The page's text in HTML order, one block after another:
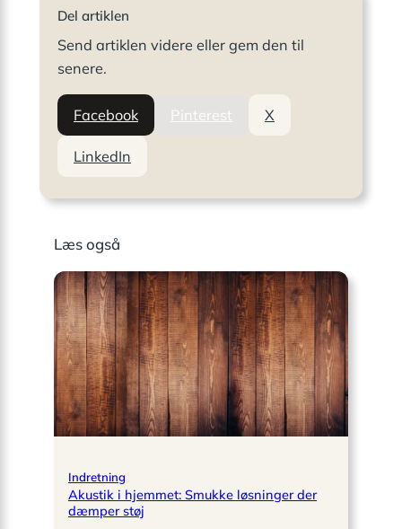
Del artiklen
Send artiklen videre eller gem den til
senere.
Facebook Pinterest X
LinkedIn
Læs også
Indretning
Akustik i hjemmet: Smukke løsninger der
dæmper støj